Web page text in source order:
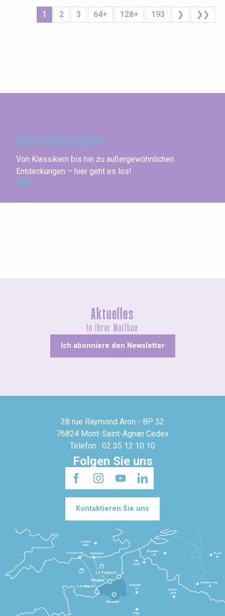
1 2 3 64+ 128+ 193 ❯ ❯❯
Durch andere Aspekte
Von Klassikern bis hin zu außergewöhnlichen
Entdeckungen – hier geht es los!
Aktuelles
In Ihrer Mailbox
Ich abonniere den Newsletter
28 rue Raymond Aron - BP 52
76824 Mont-Saint-Agnan Cedex
Telefon : 02 35 12 10 10
Folgen Sie uns
Kontaktieren Sie uns
Le Havre
Dieppe
Le Tréport
Paris
Beauvais
1h
Reims
2h45
Lille
2h30
Bruxelles
3h
Londres
3h30
Newhaven
Portsmouth
Bonn
5h
Luxembourg
4h
Rouen